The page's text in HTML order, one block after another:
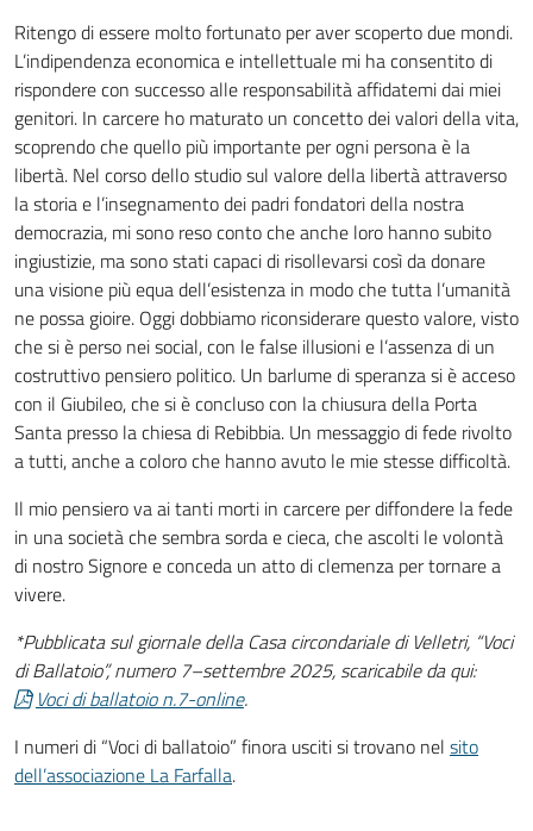
Ritengo di essere molto fortunato per aver scoperto due mondi.
L’indipendenza economica e intellettuale mi ha consentito di
rispondere con successo alle responsabilità affidatemi dai miei
genitori. In carcere ho maturato un concetto dei valori della vita,
scoprendo che quello più importante per ogni persona è la
libertà. Nel corso dello studio sul valore della libertà attraverso
la storia e l’insegnamento dei padri fondatori della nostra
democrazia, mi sono reso conto che anche loro hanno subito
ingiustizie, ma sono stati capaci di risollevarsi così da donare
una visione più equa dell’esistenza in modo che tutta l’umanità
ne possa gioire. Oggi dobbiamo riconsiderare questo valore, visto
che si è perso nei social, con le false illusioni e l’assenza di un
costruttivo pensiero politico. Un barlume di speranza si è acceso
con il Giubileo, che si è concluso con la chiusura della Porta
Santa presso la chiesa di Rebibbia. Un messaggio di fede rivolto
a tutti, anche a coloro che hanno avuto le mie stesse difficoltà.
Il mio pensiero va ai tanti morti in carcere per diffondere la fede
in una società che sembra sorda e cieca, che ascolti le volontà
di nostro Signore e conceda un atto di clemenza per tornare a
vivere.
*Pubblicata sul giornale della Casa circondariale di Velletri, “Voci
di Ballatoio”, numero 7–settembre 2025, scaricabile da qui:
Voci di ballatoio n.7-online.
I numeri di “Voci di ballatoio” finora usciti si trovano nel sito
dell’associazione La Farfalla.